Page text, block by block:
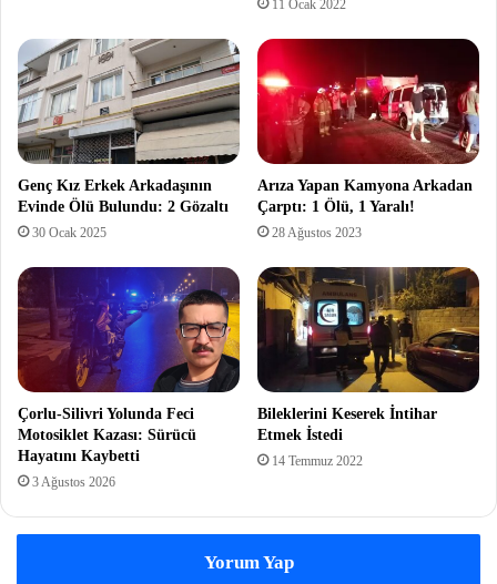
11 Ocak 2022
Genç Kız Erkek Arkadaşının
Evinde Ölü Bulundu: 2 Gözaltı
30 Ocak 2025
Arıza Yapan Kamyona Arkadan
Çarptı: 1 Ölü, 1 Yaralı!
28 Ağustos 2023
Çorlu-Silivri Yolunda Feci
Motosiklet Kazası: Sürücü
Hayatını Kaybetti
3 Ağustos 2026
Bileklerini Keserek İntihar
Etmek İstedi
14 Temmuz 2022
Yorum Yap